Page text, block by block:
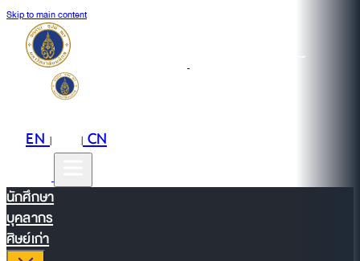
Skip to main content
EN| |CN
นักศึกษา
บุคลากร
ศิษย์เก่า